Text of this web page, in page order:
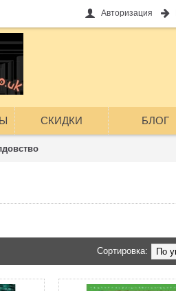
Авторизация
СКИДКИ БЛОГ
Сортировка: